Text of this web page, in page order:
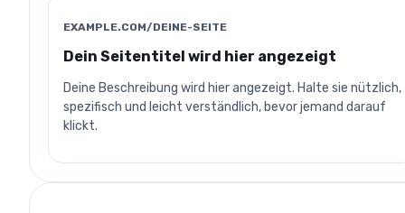
Füge ein 1200×630 Bild hinzu
Füge eine öffentliche Bild-URL ein, um zu sehen, wie das OG-
EXAMPLE.COM/DEINE-SEITE
Dein Seitentitel wird hier angezeigt
Deine Beschreibung wird hier angezeigt. Halte sie nützlich,
spezifisch und leicht verständlich, bevor jemand darauf
klickt.